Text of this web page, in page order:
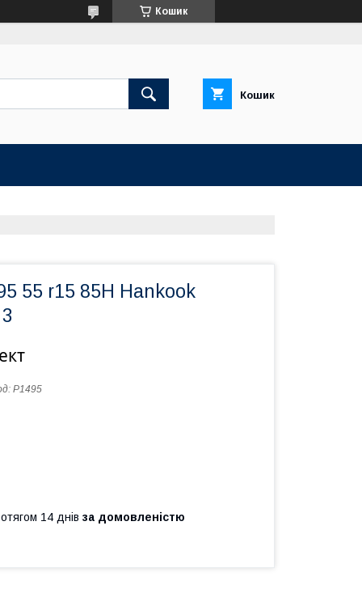
Кошик
Кошик
55 r15 85H Hankook
P1495
14 днів за домовленістю